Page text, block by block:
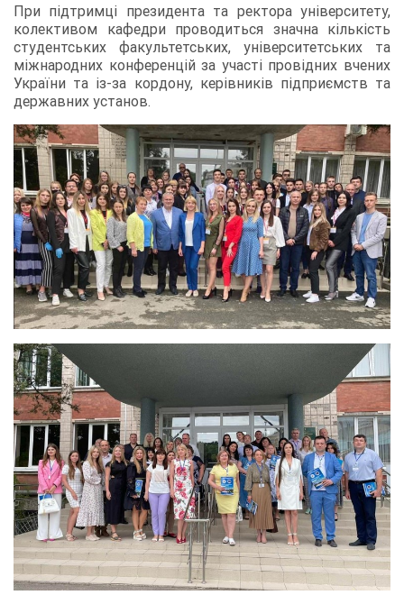
При підтримці президента та ректора університету,
колективом кафедри проводиться значна кількість
студентських факультетських, університетських та
міжнародних конференцій за участі провідних вчених
України та із-за кордону, керівників підприємств та
державних установ.